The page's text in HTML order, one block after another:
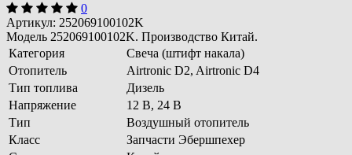
0
Артикул: 252069100102K
Модель 252069100102K. Производство Китай.
Категория
Свеча (штифт накала)
Отопитель
Airtronic D2, Airtronic D4
Тип топлива
Дизель
Напряжение
12 В, 24 В
Тип
Воздушный отопитель
Класс
Запчасти Эбершпехер